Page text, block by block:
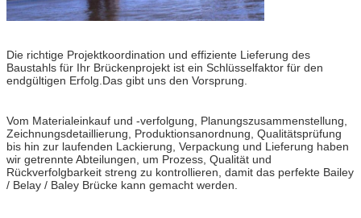
Die richtige Projektkoordination und effiziente Lieferung des
Baustahls für Ihr Brückenprojekt ist ein Schlüsselfaktor für den
endgültigen Erfolg.Das gibt uns den Vorsprung.
Vom Materialeinkauf und -verfolgung, Planungszusammenstellung,
Zeichnungsdetaillierung, Produktionsanordnung, Qualitätsprüfung
bis hin zur laufenden Lackierung, Verpackung und Lieferung haben
wir getrennte Abteilungen, um Prozess, Qualität und
Rückverfolgbarkeit streng zu kontrollieren, damit das perfekte Bailey
/ Belay / Baley Brücke kann gemacht werden.